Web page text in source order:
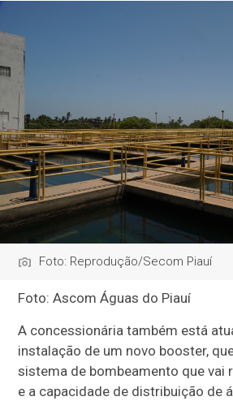
Foto: Reprodução/Secom Piauí
Foto: Ascom Águas do Piauí
A concessionária também está
instalação de um novo booster,
sistema de bombeamento que vai
e a capacidade de distribuição de